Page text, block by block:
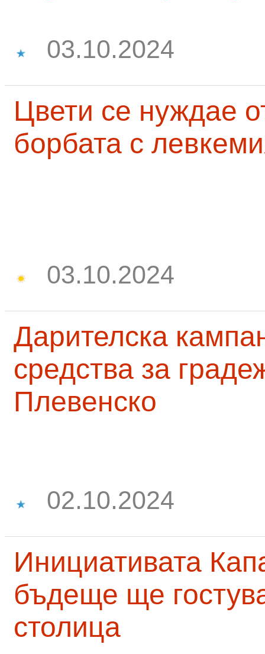
03.10.2024
Цвети се нуждае
борбата с
03.10.2024
Дарителска
средства за
Плевенско
02.10.2024
Инициативата
бъдеще ще
столица